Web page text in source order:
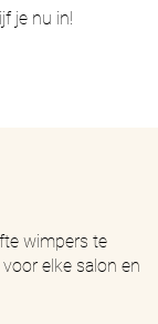
je nu in!
wimpers te
elke salon en